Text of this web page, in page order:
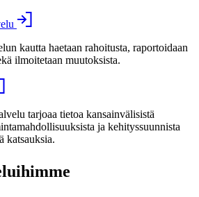
kautta haetaan rahoitusta, raportoidaan
ilmoitetaan muutoksista.
tarjoaa tietoa kansainvälisistä
ja kehityssuunnista
katsauksia.